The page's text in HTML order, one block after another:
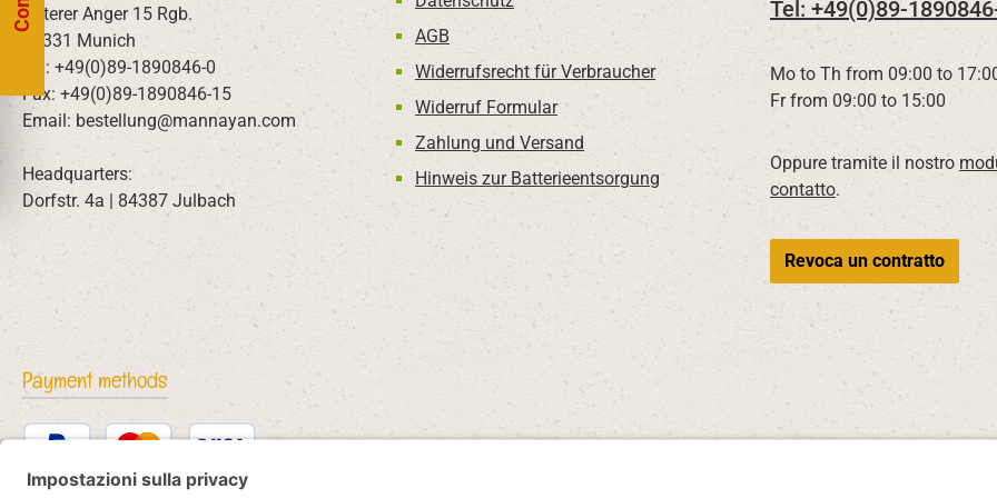
Unterer Anger 15 Rgb.
80331 Munich
Tel: +49(0)89-1890846-0
Fax: +49(0)89-1890846-15
Email: bestellung@mannayan.com
Headquarters:
Dorfstr. 4a | 84387 Julbach
AGB
Widerrufsrecht für Verbraucher
Widerruf Formular
Zahlung und Versand
Hinweis zur Batterieentsorgung
Tel: +49(0)89-
Mo to Th from 09:00 to
Fr from 09:00 to 15:00
Oppure tramite il nostro
contatto.
Revoca un contratto
Payment methods
PayPal Kredit- oder Debitkarte